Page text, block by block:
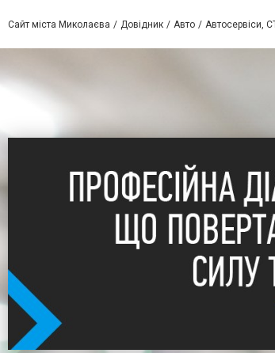
Сайт міста Миколаєва Довідник Авто Автосервіси,